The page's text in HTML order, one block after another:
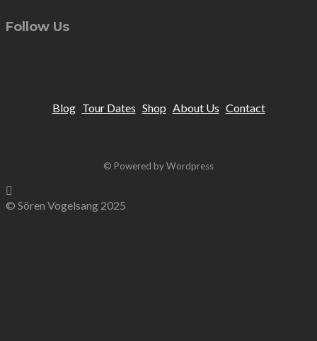
Follow Us
Blog Tour Dates Shop About Us Contact
© Powered by Wordpress
© Sören Vogelsang 2025